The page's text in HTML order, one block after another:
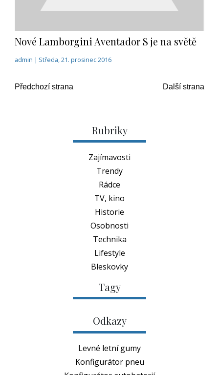
Osobnosti
Lifestyle
Tagy
Levné letní gumy
Konfigurátor autobaterií
Litá kola
Kontakt
RychláGuma.cz
info@rychlaguma.cz
Vydává Write.cz, s.r.o.
tel.530 325 355
Magazín o životním stylu, trendech, filmech,